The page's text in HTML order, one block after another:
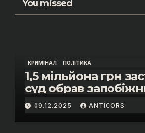
You missed
КРИМІНАЛ ПОЛІТИКА
1,5 мільйона грн
суд обрав
помічнику
Скороход у справі
«санкційний
09.12.2025 ANTICORS